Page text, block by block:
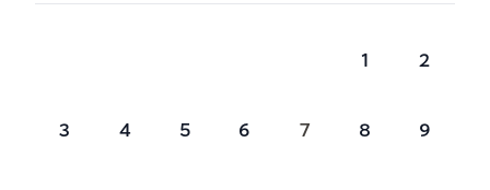
1 2
3 4 5 6 7 8 9